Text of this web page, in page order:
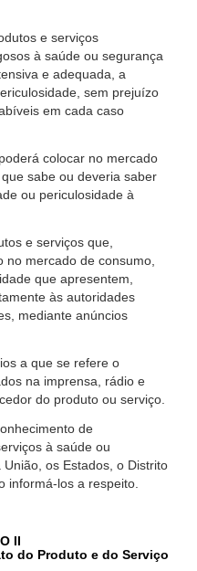
e serviços
à saúde ou segurança
e adequada, a
sem prejuízo
em cada caso
colocar no mercado
sabe ou deveria saber
ou periculosidade à
e serviços que,
no mercado de consumo,
que apresentem,
às autoridades
mediante anúncios
a que se refere o
na imprensa, rádio e
do produto ou serviço.
de
à saúde ou
os Estados, o Distrito
informá-los a respeito.
II
do Produto e do Serviço